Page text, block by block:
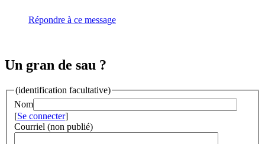
Répondre à ce message
Un gran de sau ?
(identification facultative)
Nom
[Se connecter]
Courriel (non publié)